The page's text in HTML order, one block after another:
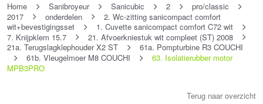
Home Sanibroyeur Sanicubic 2
pro/classic
2017
onderdelen
2. Wc-zitting sanicompact comfort
wit+bevestigingsset
1. Cuvette sanicompact comfort C72 wit
7. Knijpklem 15.7
21. Afvoerkniestuk wit compleet (ST) 2008
21a. Terugslagklephouder X2 ST
61a. Pompturbine R3 COUCHI
61b. Vleugelmoer M8 COUCHI
63. Isolatierubber motor
MPB3PRO
Terug naar overzicht